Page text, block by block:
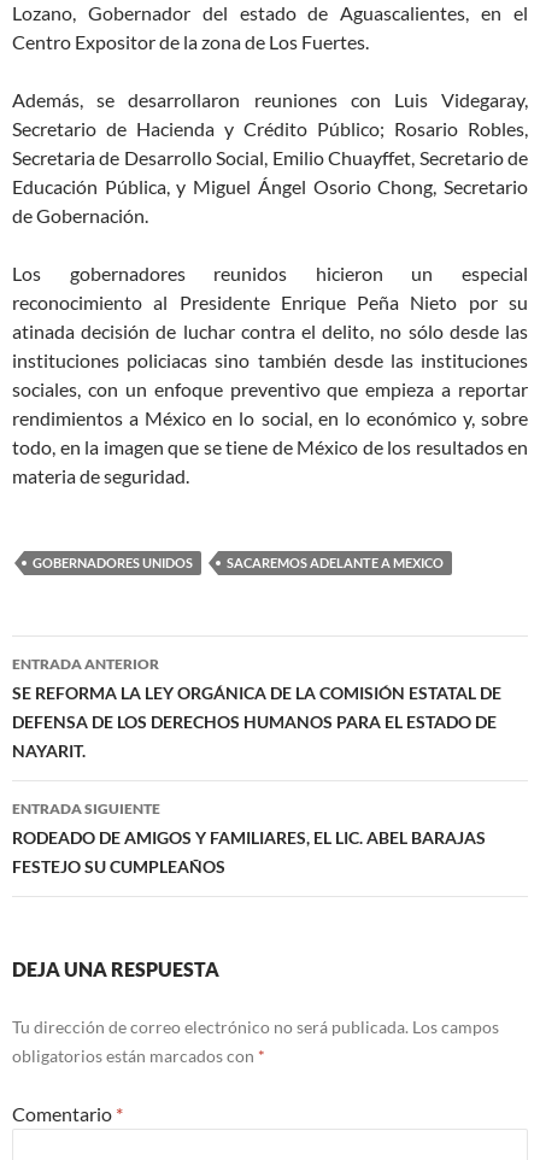
Lozano, Gobernador del estado de Aguascalientes, en el
Centro Expositor de la zona de Los Fuertes.
Además, se desarrollaron reuniones con Luis Videgaray,
Secretario de Hacienda y Crédito Público; Rosario Robles,
Secretaria de Desarrollo Social, Emilio Chuayffet, Secretario de
Educación Pública, y Miguel Ángel Osorio Chong, Secretario
de Gobernación.
Los gobernadores reunidos hicieron un especial
reconocimiento al Presidente Enrique Peña Nieto por su
atinada decisión de luchar contra el delito, no sólo desde las
instituciones policiacas sino también desde las instituciones
sociales, con un enfoque preventivo que empieza a reportar
rendimientos a México en lo social, en lo económico y, sobre
todo, en la imagen que se tiene de México de los resultados en
materia de seguridad.
GOBERNADORES UNIDOS SACAREMOS ADELANTE A MEXICO
Navegación
de
entradas
ENTRADA ANTERIOR
SE REFORMA LA LEY ORGÁNICA DE LA COMISIÓN ESTATAL DE
DEFENSA DE LOS DERECHOS HUMANOS PARA EL ESTADO DE
NAYARIT.
ENTRADA SIGUIENTE
RODEADO DE AMIGOS Y FAMILIARES, EL LIC. ABEL BARAJAS
FESTEJO SU CUMPLEAÑOS
DEJA UNA RESPUESTA
Tu dirección de correo electrónico no será publicada. Los campos
obligatorios están marcados con *
Comentario *